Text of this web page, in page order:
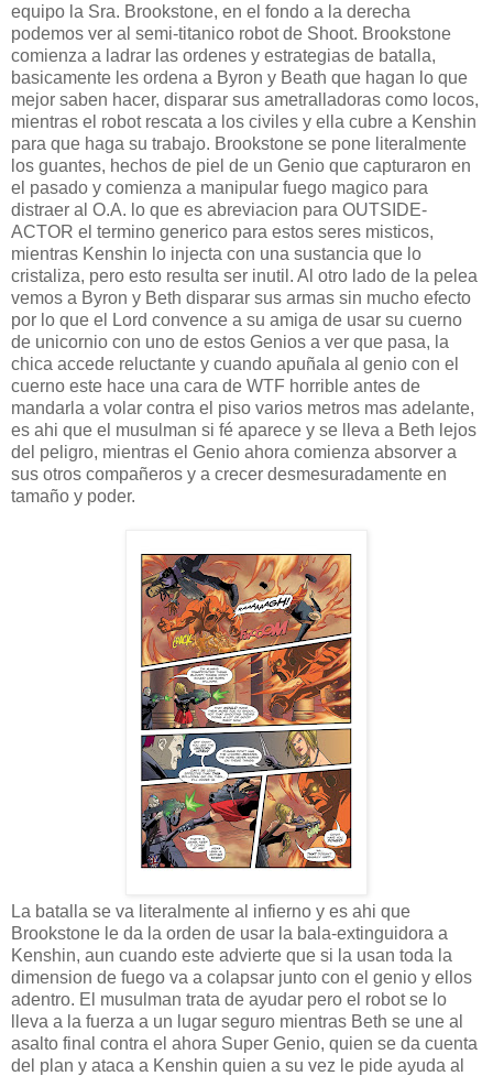
equipo la Sra. Brookstone, en el fondo a la derecha
podemos ver al semi-titanico robot de Shoot. Brookstone
comienza a ladrar las ordenes y estrategias de batalla,
basicamente les ordena a Byron y Beath que hagan lo que
mejor saben hacer, disparar sus ametralladoras como locos,
mientras el robot rescata a los civiles y ella cubre a Kenshin
para que haga su trabajo. Brookstone se pone literalmente
los guantes, hechos de piel de un Genio que capturaron en
el pasado y comienza a manipular fuego magico para
distraer al O.A. lo que es abreviacion para OUTSIDE-
ACTOR el termino generico para estos seres misticos,
mientras Kenshin lo injecta con una sustancia que lo
cristaliza, pero esto resulta ser inutil. Al otro lado de la pelea
vemos a Byron y Beth disparar sus armas sin mucho efecto
por lo que el Lord convence a su amiga de usar su cuerno
de unicornio con uno de estos Genios a ver que pasa, la
chica accede reluctante y cuando apuñala al genio con el
cuerno este hace una cara de WTF horrible antes de
mandarla a volar contra el piso varios metros mas adelante,
es ahi que el musulman si fé aparece y se lleva a Beth lejos
del peligro, mientras el Genio ahora comienza absorver a
sus otros compañeros y a crecer desmesuradamente en
tamaño y poder.
La batalla se va literalmente al infierno y es ahi que
Brookstone le da la orden de usar la bala-extinguidora a
Kenshin, aun cuando este advierte que si la usan toda la
dimension de fuego va a colapsar junto con el genio y ellos
adentro. El musulman trata de ayudar pero el robot se lo
lleva a la fuerza a un lugar seguro mientras Beth se une al
asalto final contra el ahora Super Genio, quien se da cuenta
del plan y ataca a Kenshin quien a su vez le pide ayuda al